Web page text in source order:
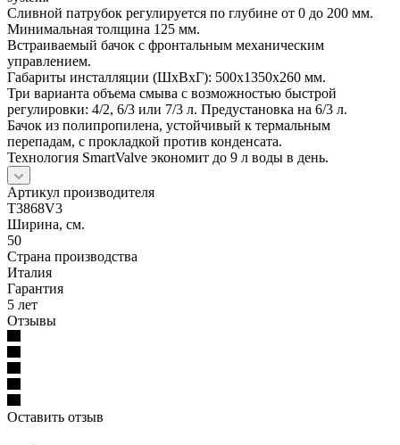
Сливной патрубок регулируется по глубине от 0 до 200 мм.
Минимальная толщина 125 мм.
Встраиваемый бачок с фронтальным механическим
управлением.
Габариты инсталляции (ШхВхГ): 500х1350х260 мм.
Три варианта объема смыва с возможностью быстрой
регулировки: 4/2, 6/3 или 7/3 л. Предустановка на 6/3 л.
Бачок из полипропилена, устойчивый к термальным
перепадам, с прокладкой против конденсата.
Технология SmartValve экономит до 9 л воды в день.
Артикул производителя
T3868V3
Ширина, см.
50
Страна производства
Италия
Гарантия
5 лет
Отзывы
Оставить отзыв